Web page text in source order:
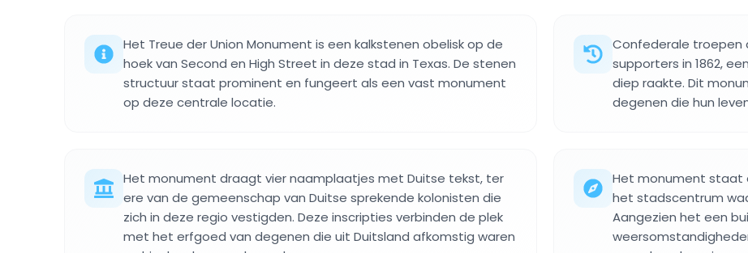
Het Treue der Union Monument is een kalkstenen obelisk op de
hoek van Second en High Street in deze stad in Texas. De stenen
structuur staat prominent en fungeert als een vast monument
op deze centrale locatie.
Confederale troepen
supporters in 1862,
diep raakte. Dit
degenen die hun
Het monument draagt vier naamplaatjes met Duitse tekst, ter
ere van de gemeenschap van Duitse sprekende kolonisten die
zich in deze regio vestigden. Deze inscripties verbinden de plek
met het erfgoed van degenen die uit Duitsland afkomstig waren
Het monument staat
het stadscentrum
Aangezien het een